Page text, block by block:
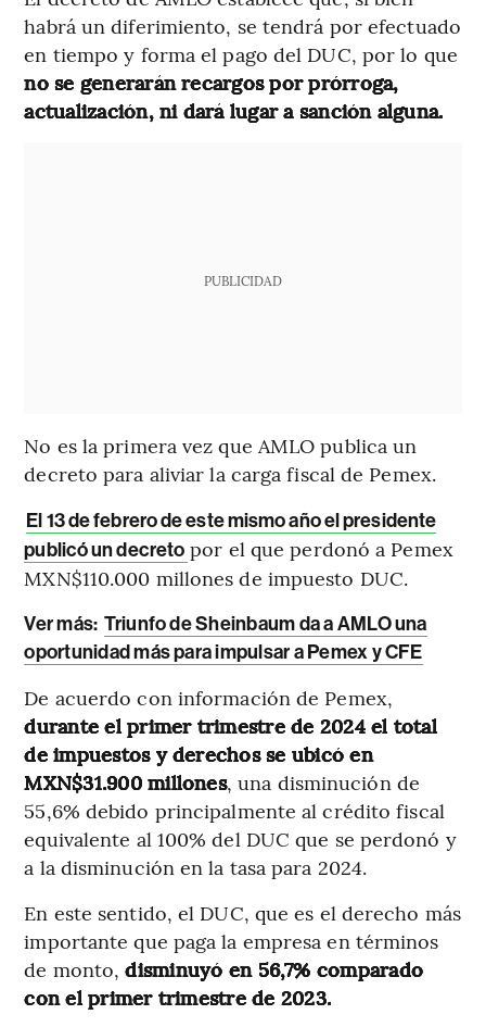
habrá un diferimiento, se tendrá por efectuado
en tiempo y forma el pago del DUC, por lo que
no se generarán recargos por prórroga,
actualización, ni dará lugar a sanción alguna.
PUBLICIDAD
No es la primera vez que AMLO publica un
decreto para aliviar la carga fiscal de Pemex.
El 13 de febrero de este mismo año el presidente
publicó un decreto por el que perdonó a Pemex
MXN$110.000 millones de impuesto DUC.
Ver más: Triunfo de Sheinbaum da a AMLO una
oportunidad más para impulsar a Pemex y CFE
De acuerdo con información de Pemex,
durante el primer trimestre de 2024 el total
de impuestos y derechos se ubicó en
MXN$31.900 millones, una disminución de
55,6% debido principalmente al crédito fiscal
equivalente al 100% del DUC que se perdonó y
a la disminución en la tasa para 2024.
En este sentido, el DUC, que es el derecho más
importante que paga la empresa en términos
de monto,disminuyó en 56,7% comparado
con el primer trimestre de 2023.